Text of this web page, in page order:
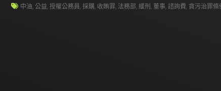
中油,公益,授權公務員,採購, 收賄罪, 法務部,緩刑, 董事,諮詢費, 貪污治罪條